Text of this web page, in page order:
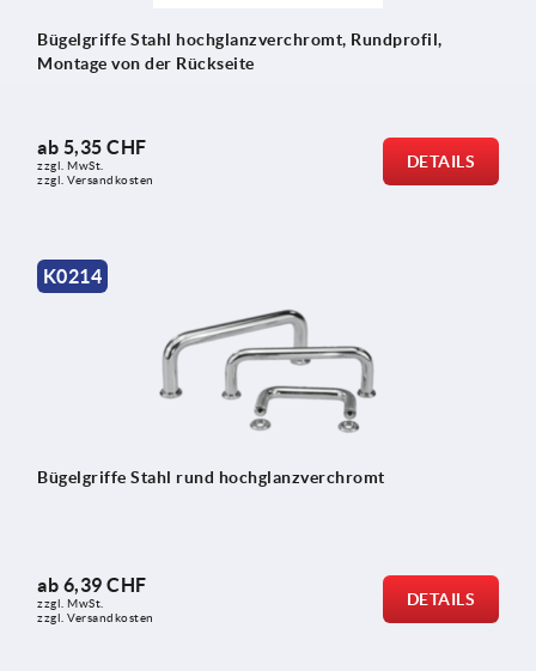
Bügelgriffe Stahl hochglanzverchromt, Rundprofil,
Montage von der Rückseite
ab 5,35 CHF
zzgl. MwSt.
zzgl. Versandkosten
DETAILS
K0214
Bügelgriffe Stahl rund hochglanzverchromt
ab 6,39 CHF
zzgl. MwSt.
zzgl. Versandkosten
DETAILS